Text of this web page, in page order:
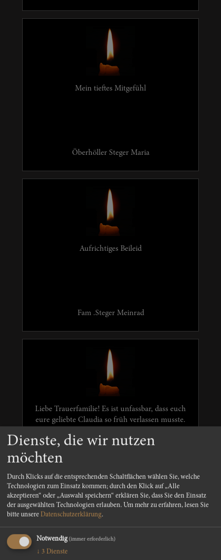
Mein tieftes Mitgefühl
Öberhöller Steger Maria
Aufrichtiges Beileid
Fam .Steger Meinrad
Liebe Trauerfamilie! Es ist unfassbar, dass euch
eure geliebte Claudia so früh verlassen musste.
ausdrücken. Fam. Dolar Kufstein
Edith Schwingshackl-Dolar
Dienste, die wir nutzen
möchten
Durch Klicks auf die entsprechenden Schaltflächen wählen Sie, welche
Technologien zum Einsatz kommen; durch den Klick auf „Alle
akzeptieren“ oder „Auswahl speichern“ erklären Sie, dass Sie den Einsatz
der ausgewählten Technologien erlauben. Um mehr zu erfahren, lesen Sie
bitte unsere Datenschutzerklärung.
Notwendig (immer erforderlich)
↓ 3 Dienste